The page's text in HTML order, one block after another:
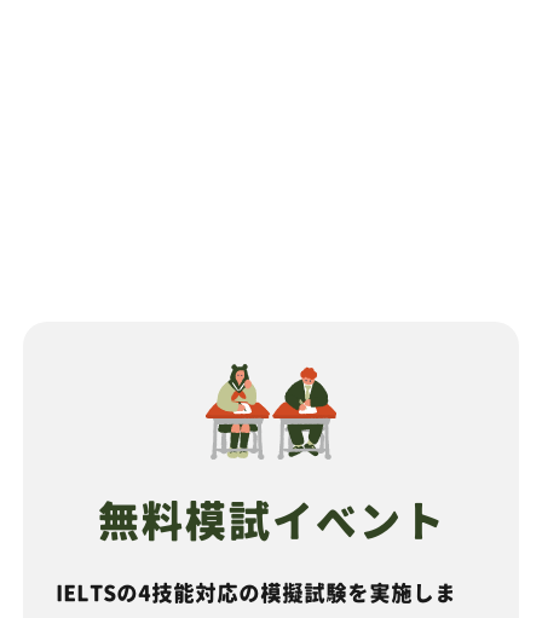
無料模試イベント
IELTSの4技能対応の模擬試験を実施しま